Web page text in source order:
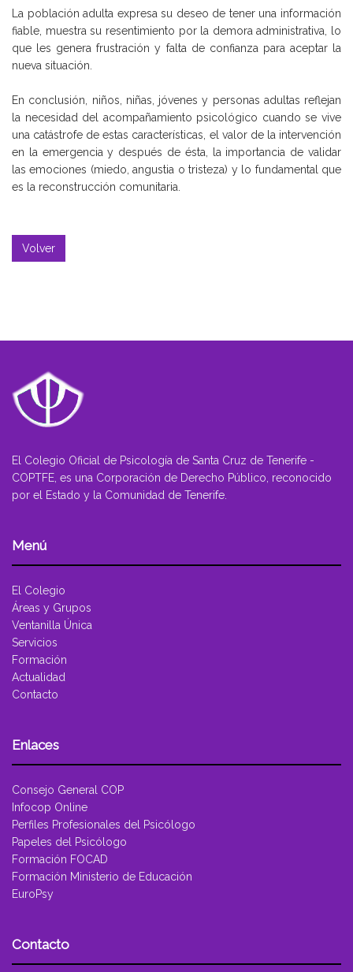
La población adulta expresa su deseo de tener una información
fiable, muestra su resentimiento por la demora administrativa, lo
que les genera frustración y falta de confianza para aceptar la
nueva situación.
En conclusión, niños, niñas, jóvenes y personas adultas reflejan
la necesidad del acompañamiento psicológico cuando se vive
una catástrofe de estas características, el valor de la intervención
en la emergencia y después de ésta, la importancia de validar
las emociones (miedo, angustia o tristeza) y lo fundamental que
es la reconstrucción comunitaria.
Volver
El Colegio Oficial de Psicología de Santa Cruz de Tenerife -
COPTFE, es una Corporación de Derecho Público, reconocido
por el Estado y la Comunidad de Tenerife.
Menú
El Colegio
Áreas y Grupos
Ventanilla Única
Servicios
Formación
Actualidad
Contacto
Enlaces
Consejo General COP
Infocop Online
Perfiles Profesionales del Psicólogo
Papeles del Psicólogo
Formación FOCAD
Formación Ministerio de Educación
EuroPsy
Contacto